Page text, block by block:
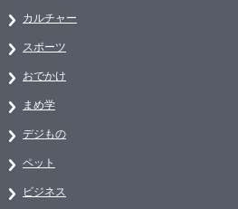
カルチャー
スポーツ
おでかけ
まめ学
デジもの
ペット
ビジネス